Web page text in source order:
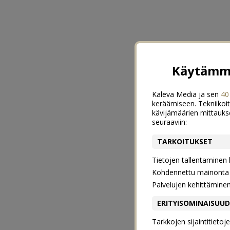
Kaleva Media ja sen
keräämiseen.
kävijämäärien
seuraaviin:
TARKOITUKSET
Tietojen
Kohdennettu
Palvelujen
Tarkkojen